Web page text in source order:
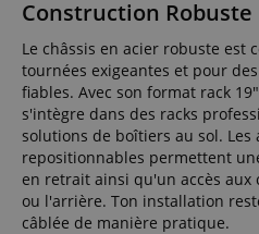
Construction Robuste
Le châssis en acier robuste est
tournées exigeantes et pour
fiables. Avec son format rack
s'intègre dans des racks
solutions de boîtiers au sol.
repositionnables permettent
en retrait ainsi qu'un accès
ou l'arrière. Ton installation
câblée de manière pratique.